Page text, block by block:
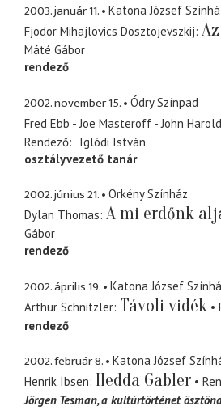
2003. január 11.
Katona József
Fjodor Mihajlovics Dosztojevszkij
Máté Gábor
rendező
2002. november 15.
Ódry Színpad
Fred Ebb - Joe Masteroff - John
Rendező
Iglódi István
osztályvezető tanár
2002. június 21.
Örkény Színház
Dylan Thomas A mi erdőnk
Gábor
rendező
2002. április 19.
Katona József
Arthur Schnitzler Távoli vidék
rendező
2002. február 8.
Katona József
Henrik Ibsen Hedda Gabler
Jörgen Tesman a kultúrtörténet